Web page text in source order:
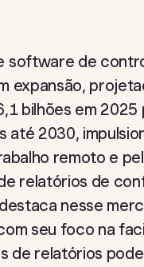
software de
expansão,
bilhões em 2025
até 2030,
remoto e
relatórios de
nesse
seu foco na
de relatórios